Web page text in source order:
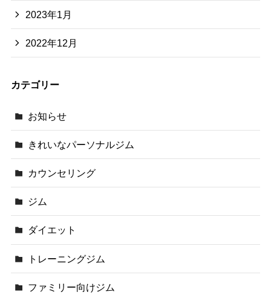
2023年1月
2022年12月
カテゴリー
お知らせ
きれいなパーソナルジム
カウンセリング
ジム
ダイエット
トレーニングジム
ファミリー向けジム